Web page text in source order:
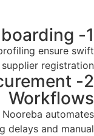
1- Effortless Vendor Onboarding
ensure swift
registration.​
Workflows
automates
delays and manual